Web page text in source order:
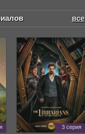
все
3 серия